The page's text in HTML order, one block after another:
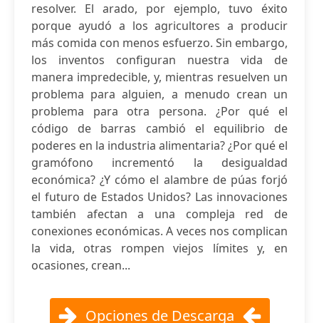
resolver. El arado, por ejemplo, tuvo éxito
porque ayudó a los agricultores a producir
más comida con menos esfuerzo. Sin embargo,
los inventos configuran nuestra vida de
manera impredecible, y, mientras resuelven un
problema para alguien, a menudo crean un
problema para otra persona. ¿Por qué el
código de barras cambió el equilibrio de
poderes en la industria alimentaria? ¿Por qué el
gramófono incrementó la desigualdad
económica? ¿Y cómo el alambre de púas forjó
el futuro de Estados Unidos? Las innovaciones
también afectan a una compleja red de
conexiones económicas. A veces nos complican
la vida, otras rompen viejos límites y, en
ocasiones, crean...
Opciones de Descarga